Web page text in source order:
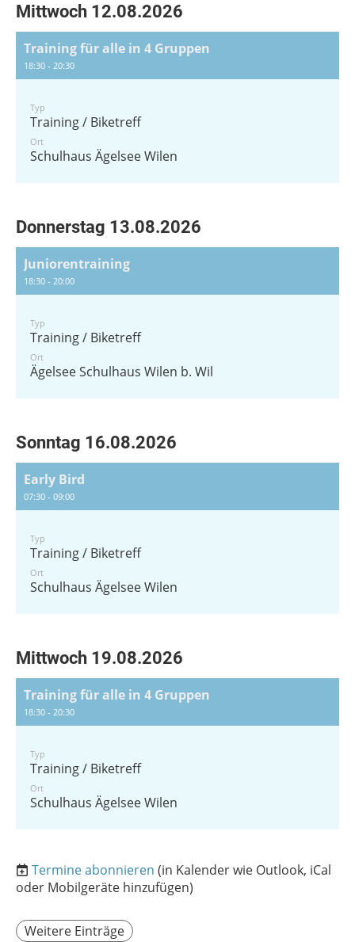
Mittwoch 12.08.2026
Training für alle in 4 Gruppen
18:30 - 20:30
Typ
Training / Biketreff
Ort
Schulhaus Ägelsee Wilen
Donnerstag 13.08.2026
Juniorentraining
18:30 - 20:00
Typ
Training / Biketreff
Ort
Ägelsee Schulhaus Wilen b. Wil
Sonntag 16.08.2026
Early Bird
07:30 - 09:00
Typ
Training / Biketreff
Ort
Schulhaus Ägelsee Wilen
Mittwoch 19.08.2026
Training für alle in 4 Gruppen
18:30 - 20:30
Typ
Training / Biketreff
Ort
Schulhaus Ägelsee Wilen
Termine abonnieren (in Kalender wie Outlook, iCal
oder Mobilgeräte hinzufügen)
Weitere Einträge